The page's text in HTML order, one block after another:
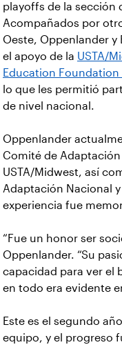
playoffs de la sección
Acompañados por
Oeste, Oppenlander
el apoyo de la USTA/
Education Foundation
lo que les permitió
de nivel nacional.
Oppenlander
Comité de Adaptación
USTA/Midwest, así
Adaptación Nacional
experiencia fue
“Fue un honor ser
Oppenlander. “Su
capacidad para ver el
en todo era evidente
Este es el segundo
equipo, y el progreso